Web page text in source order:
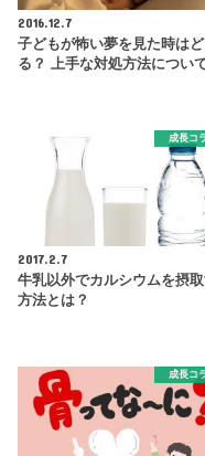
2016.12.7
子どもが怖い夢を見た時は
る？ 上手な対処方法につい
成長コ
2017.2.7
牛乳以外でカルシウムを摂
方法とは？
成長コ